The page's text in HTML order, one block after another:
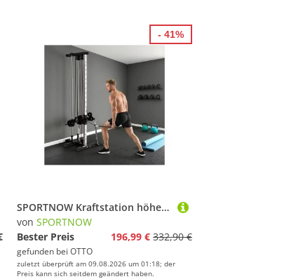
SPORTNOW Kraftstation höhenverstellbar 25-165 cm Dual-Pulley-Systemen Trainings-Gerät, 6 Gewichtsblöcke (Kraftturm, 1-tlg., Rücken- und Armtrainingsgerät), max. 120 kg, für Heimtraining 62 x 60 x 200 cm Schwarz
von SPORTNOW
Bester Preis
196,99 € 332,90 €
gefunden bei OTTO
zuletzt überprüft am 09.08.2026 um 01:18; der
Preis kann sich seitdem geändert haben.
- 41%